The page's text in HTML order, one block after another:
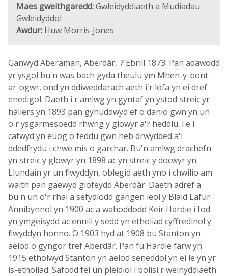
Maes gweithgaredd:Gwleidyddiaeth a Mudiadau
Gwleidyddol
Awdur: Huw Morris-Jones
Ganwyd Aberaman, Aberdâr, 7 Ebrill 1873. Pan adawodd
yr ysgol bu'n was bach gyda theulu ym Mhen-y-bont-
ar-ogwr, ond yn ddiweddarach aeth i'r lofa yn ei dref
enedigol. Daeth i'r amlwg yn gyntaf yn ystod streic yr
haliers yn 1893 pan gyhuddwyd ef o danio gwn yn un
o'r ysgarmesoedd rhwng y glowyr a'r heddlu. Fe'i
cafwyd yn euog o feddu gwn heb drwydded a'i
ddedfrydu i chwe mis o garchar. Bu'n amlwg drachefn
yn streic y glowyr yn 1898 ac yn streic y docwyr yn
Llundain yr un flwyddyn, oblegid aeth yno i chwilio am
waith pan gaewyd glofeydd Aberdâr. Daeth adref a
bu'n un o'r rhai a sefydlodd gangen leol y Blaid Lafur
Annibynnol yn 1900 ac a wahoddodd Keir Hardie i fod
yn ymgeisydd ac ennill y sedd yn etholiad cyffredinol y
flwyddyn honno. O 1903 hyd at 1908 bu Stanton yn
aelod o gyngor tref Aberdâr. Pan fu Hardie farw yn
1915 etholwyd Stanton yn aelod seneddol yn ei le yn yr
is-etholiad. Safodd fel un pleidiol i bolisi'r weinyddiaeth